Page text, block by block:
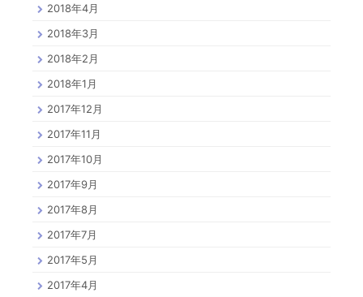
2018年4月
2018年3月
2018年2月
2018年1月
2017年12月
2017年11月
2017年10月
2017年9月
2017年8月
2017年7月
2017年5月
2017年4月